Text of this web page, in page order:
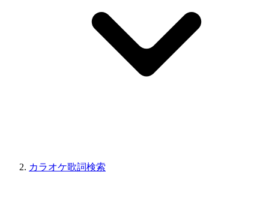
カラオケ歌詞検索